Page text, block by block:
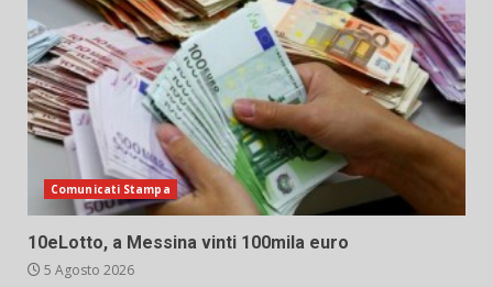
Comunicati Stampa
10eLotto, a Messina vinti 100mila euro
5 Agosto 2026